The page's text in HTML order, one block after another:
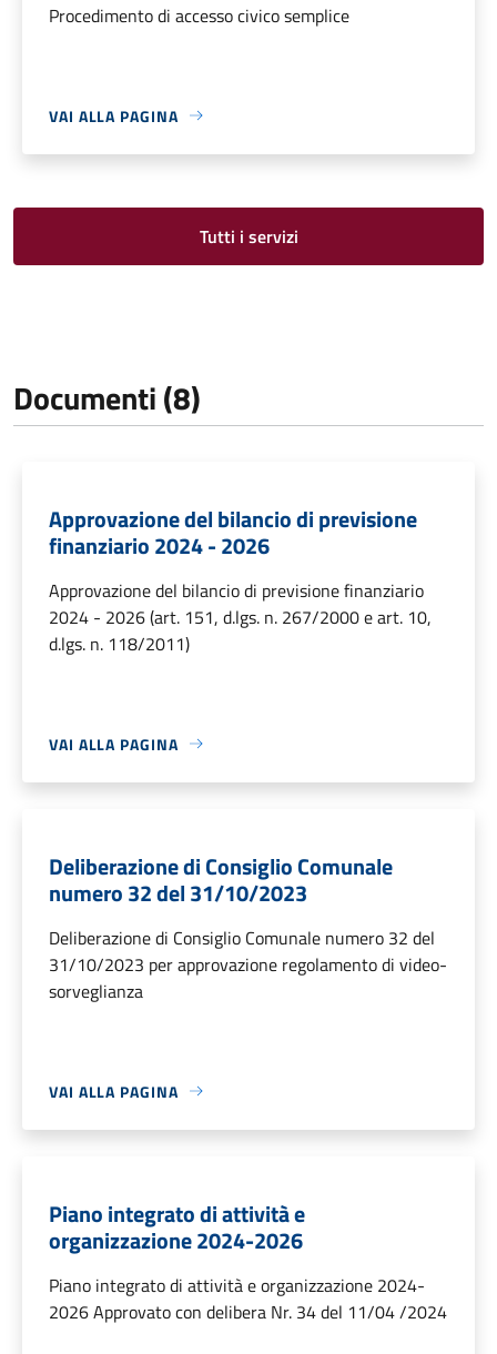
Procedimento di accesso civico semplice
VAI ALLA PAGINA
Tutti i servizi
Documenti (8)
Approvazione del bilancio di previsione
finanziario 2024 - 2026
Approvazione del bilancio di previsione finanziario
2024 - 2026 (art. 151, d.lgs. n. 267/2000 e art. 10,
d.lgs. n. 118/2011)
VAI ALLA PAGINA
Deliberazione di Consiglio Comunale
numero 32 del 31/10/2023
Deliberazione di Consiglio Comunale numero 32 del
31/10/2023 per approvazione regolamento di video-
sorveglianza
VAI ALLA PAGINA
Piano integrato di attività e
organizzazione 2024-2026
Piano integrato di attività e organizzazione 2024-
2026 Approvato con delibera Nr. 34 del 11/04 /2024